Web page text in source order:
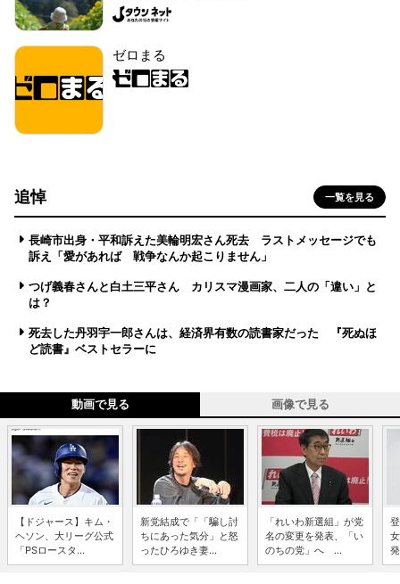
ゼロまる
追悼 一覧を見る
長崎市出身・平和訴えた美輪明宏さん死去 ラストメッセージでも
訴え「愛があれば 戦争なんか起こりません」
つげ義春さんと白土三平さん カリスマ漫画家、二人の「違い」と
は？
死去した丹羽宇一郎さんは、経済界有数の読書家だった 『死ぬほ
ど読書』ベストセラーに
動画で見る 画像で見る
【ドジャース】キム・
ヘソン、大リーグ公式
「PSロースタ...
新党結成で「「騙し討
ちにあった気分」と怒
ったひろゆき妻...
「れいわ新選組」が党
名の変更を発表、「い
のちの党」へ ...